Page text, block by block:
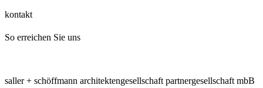
kontakt
So erreichen Sie uns
saller + schöffmann architektengesellschaft partnergesellschaft mbB